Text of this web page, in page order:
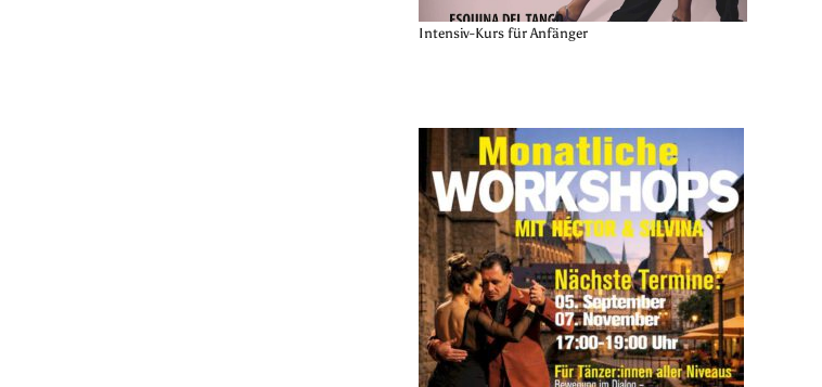
Intensiv-Kurs für Anfänger